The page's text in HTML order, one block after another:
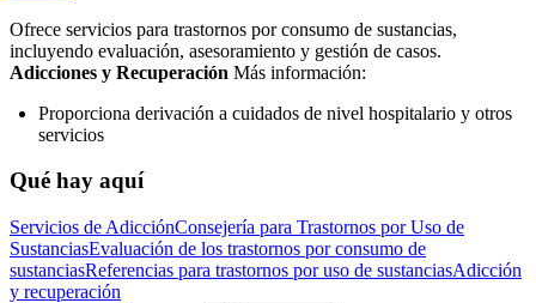
Ofrece servicios para trastornos por consumo de sustancias,
incluyendo evaluación, asesoramiento y gestión de casos.
Adicciones y Recuperación Más información:
Proporciona derivación a cuidados de nivel hospitalario y otros
servicios
Qué hay aquí
Servicios de AdicciónConsejería para Trastornos por Uso de
SustanciasEvaluación de los trastornos por consumo de
sustanciasReferencias para trastornos por uso de sustanciasAdicción
y recuperación